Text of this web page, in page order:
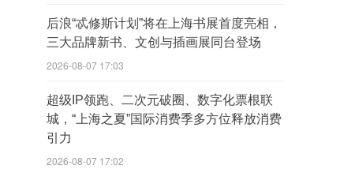
后浪“忒修斯计划”将在上海书展首度亮相，
三大品牌新书、文创与插画展同台登场
2026-08-07 17:03
超级IP领跑、二次元破圈、数字化票根联
城，“上海之夏”国际消费季多方位释放消费
引力
2026-08-07 17:02